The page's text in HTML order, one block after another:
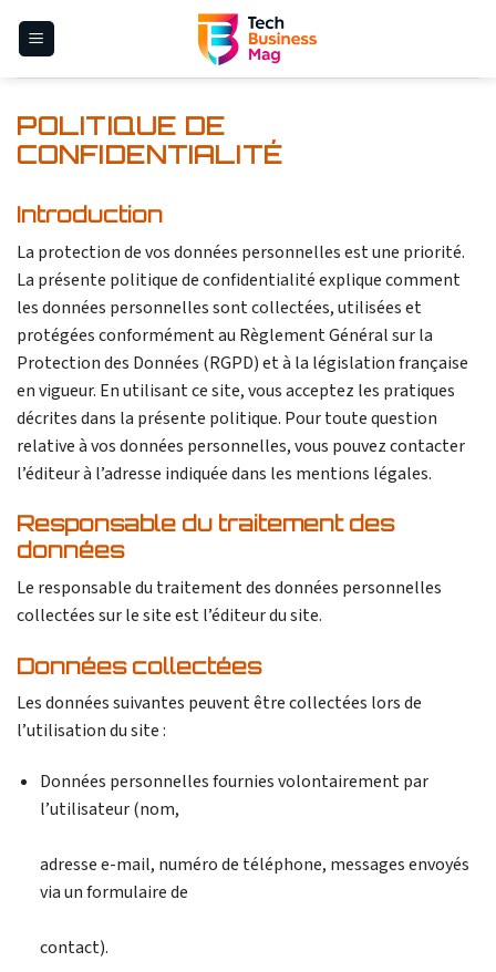
POLITIQUE DE
CONFIDENTIALITÉ
Introduction
La protection de vos données personnelles est une priorité.
La présente politique de confidentialité explique comment
les données personnelles sont collectées, utilisées et
protégées conformément au Règlement Général sur la
Protection des Données (RGPD) et à la législation française
en vigueur. En utilisant ce site, vous acceptez les pratiques
décrites dans la présente politique. Pour toute question
relative à vos données personnelles, vous pouvez contacter
l’éditeur à l’adresse indiquée dans les mentions légales.
Responsable du traitement des
données
Le responsable du traitement des données personnelles
collectées sur le site est l’éditeur du site.
Données collectées
Les données suivantes peuvent être collectées lors de
l’utilisation du site :
Données personnelles fournies volontairement par
l’utilisateur (nom,
adresse e-mail, numéro de téléphone, messages envoyés
via un formulaire de
contact).